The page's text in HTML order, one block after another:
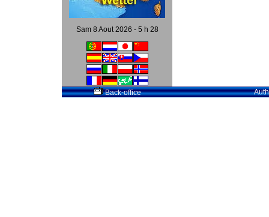
Sam 8 Aout 2026 - 5 h 28
Back-office